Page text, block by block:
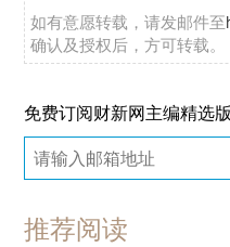
如有意愿转载，请发邮件至
确认及授权后，方可转载。
免费订阅财新网主编精选
推荐阅读